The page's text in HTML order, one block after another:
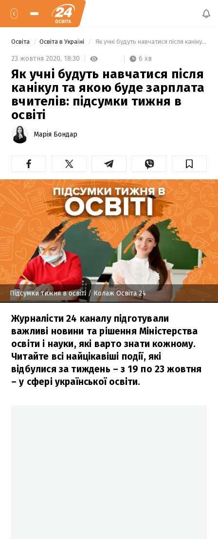
Освіта Освіта в Україні Як учні будуть навчатися після канікул та якою буде зарплата вчителів: підсумки тижня в освіті
23 жовтня 2020, 18:30 6 хв
Як учні будуть навчатися після
канікул та якою буде зарплата
вчителів: підсумки тижня в
освіті
Марія Бондар
Підсумки тижня в освіті / Колаж Освіта 24
Журналісти 24 каналу підготували
важливі новини та рішення Міністерства
освіти і науки, які варто знати кожному.
Читайте всі найцікавіші події, які
відбулися за тиждень – з 19 по 23 жовтня
– у сфері української освіти.